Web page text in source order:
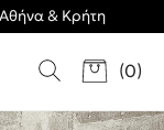
& Κρήτη
(0)